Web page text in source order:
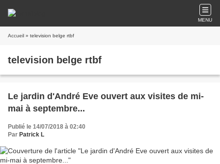
MENU
Accueil » television belge rtbf
television belge rtbf
Le jardin d'André Eve ouvert aux visites de mi-
mai à septembre...
Publié le 14/07/2018 à 02:40
Par Patrick L